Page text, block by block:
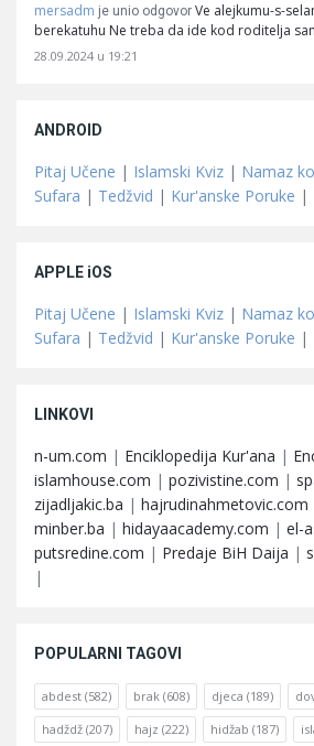
mersadm je unio odgovor Ve alejkumu-s-
berekatuhu Ne treba da ide kod roditelja
28.09.2024 u 19:21
ANDROID
Pitaj Učene | Islamski Kviz | Namaz
Sufara | Tedžvid | Kur'anske Poruke |
APPLE iOS
Pitaj Učene | Islamski Kviz | Namaz
Sufara | Tedžvid | Kur'anske Poruke |
LINKOVI
n-um.com | Enciklopedija Kur'ana |
islamhouse.com | pozivistine.com |
zijadljakic.ba | hajrudinahmetovic.com
minber.ba | hidayaacademy.com | el-
putsredine.com | Predaje BiH Daija |
|
POPULARNI TAGOVI
abdest (582) brak (608) djeca (189)
hadždž (207) hajz (222) hidžab (187)